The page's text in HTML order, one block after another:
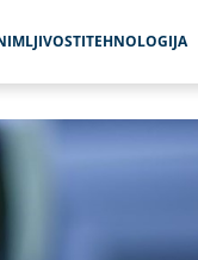
TEHNOLOGIJA